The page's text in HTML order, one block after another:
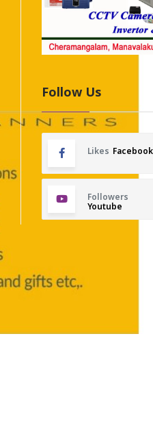
Follow Us
Likes Facebook
Followers
Youtube